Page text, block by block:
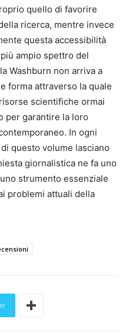
quello di favorire
ricerca, mentre invece
questa accessibilità
ampio spettro del
Washburn non arriva a
forma attraverso la quale
scientifiche ormai
per garantire la loro
In ogni
questo volume lasciano
giornalistica ne fa uno
strumento essenziale
problemi attuali della